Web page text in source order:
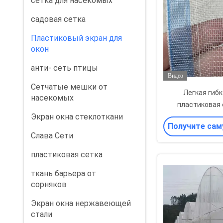
садовая сетка
Пластиковый экран для
окон
анти- сеть птицы
Сетчатые мешки от
насекомых
Экран окна стеклоткани
Слава Сети
пластиковая сетка
ткань барьера от
сорняков
Экран окна нержавеющей
стали
Видео
Легкая
пластиковая
защиты от
Получите